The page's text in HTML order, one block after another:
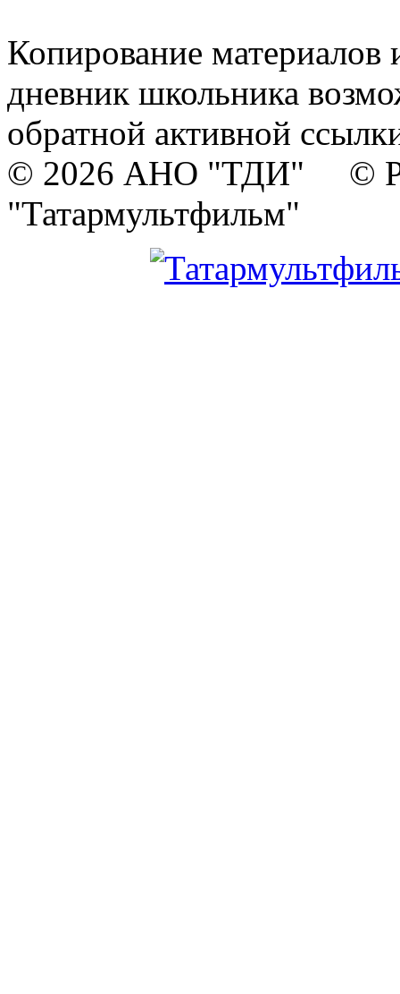
Копирование материалов
дневник школьника
обратной активной
© 2026 АНО "ТДИ" ©
"Татармультфильм"